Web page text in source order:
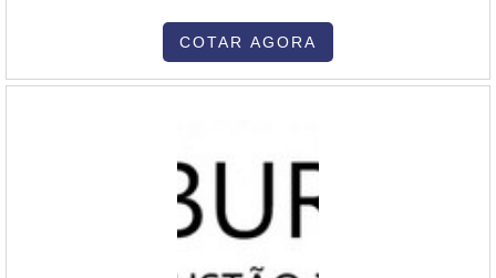
custa a soldagem de termofusão? Então, entre em contato agora
mesmo com um dos representantes comerciais da DPS Serviços e
saiba mais vantagens da contratação! Referência nacional e
geradores de ar quente. Sua eficiência e confiabilidade
combustão industrial. Com mais de 50 anos de experiência, a
empresa se destaca pela sua expertise e conhecimento técnico,
oferecendo soluções personalizadas de acordo com a necessidade
COTAR AGORA